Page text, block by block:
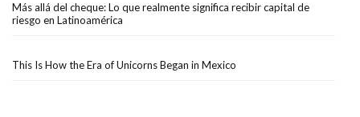
Más allá del cheque: Lo que realmente significa recibir capital de
riesgo en Latinoamérica
This Is How the Era of Unicorns Began in Mexico